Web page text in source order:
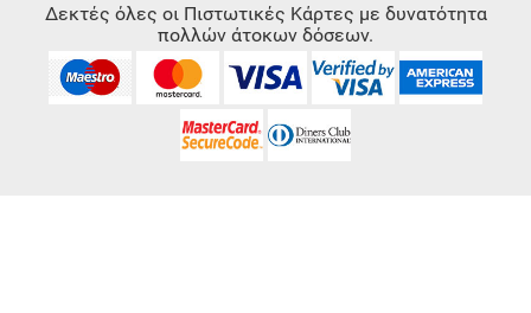
Δεκτές όλες οι Πιστωτικές Κάρτες με δυνατότητα
πολλών άτοκων δόσεων.